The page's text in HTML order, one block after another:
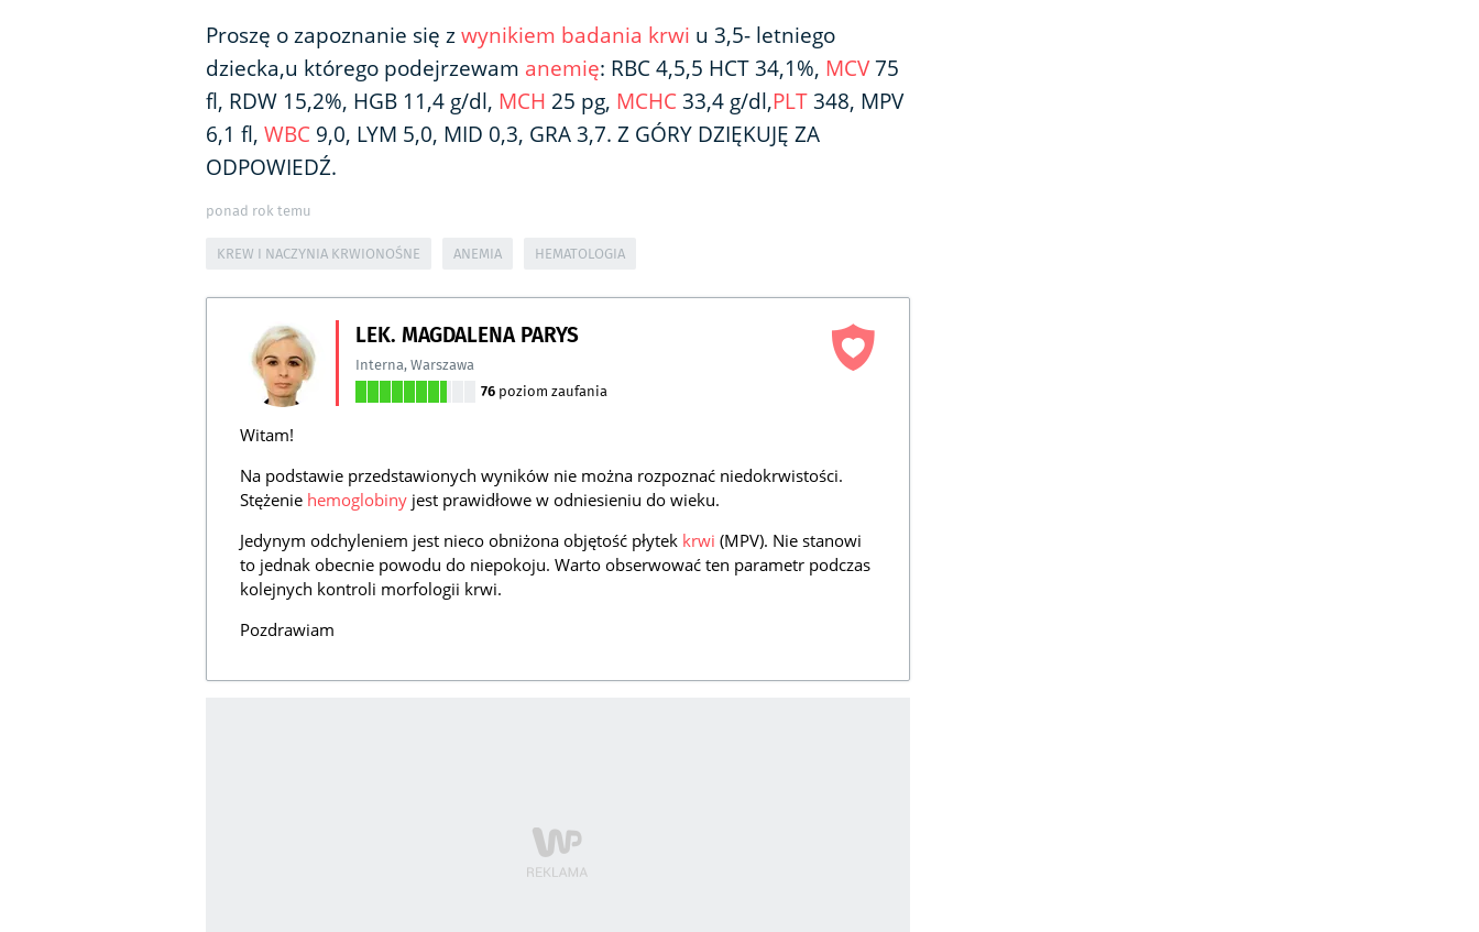
Proszę o zapoznanie się zwynikiem badania krwi u 3,5- letniego
dziecka,u którego podejrzewam anemię: RBC 4,5,5 HCT 34,1%, MCV75
fl, RDW 15,2%, HGB 11,4 g/dl, MCH 25 pg, MCHC 33,4 g/dl,PLT348, MPV
6,1 fl, WBC 9,0, LYM 5,0, MID 0,3, GRA 3,7. Z GÓRY DZIĘKUJĘ ZA
ODPOWIEDŹ.
ponad rok temu
KREW I NACZYNIA KRWIONOŚNE ANEMIA HEMATOLOGIA
LEK. MAGDALENA PARYS
Interna,Warszawa
76 poziom zaufania
Witam!
Na podstawie przedstawionych wyników nie można rozpoznać niedokrwistości.
Stężenie hemoglobiny jest prawidłowe w odniesieniu do wieku.
Jedynym odchyleniem jest nieco obniżona objętość płytek krwi (MPV). Nie stanowi
to jednak obecnie powodu do niepokoju. Warto obserwować ten parametr podczas
kolejnych kontroli morfologii krwi.
Pozdrawiam